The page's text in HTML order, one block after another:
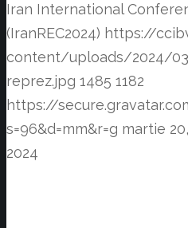
Iran International
(IranREC2024) https://
content/uploads/2024/
reprez.jpg 1485 1182
https://
s=96&d=mm&r=g martie
2024